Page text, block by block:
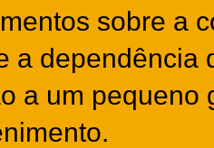
sobre a
a dependência
a um pequeno